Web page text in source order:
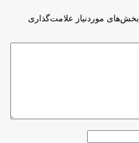
بخش‌های موردنیاز علامت‌گذاری